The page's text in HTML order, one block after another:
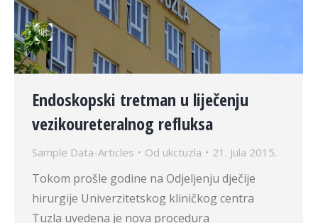
Endoskopski tretman u liječenju
vezikoureteralnog refluksa
Sample Data-Articles Od ukctuzla 21. Jula 2015.
Tokom prošle godine na Odjeljenju dječije
hirurgije Univerzitetskog kliničkog centra
Tuzla uvedena je nova procedura